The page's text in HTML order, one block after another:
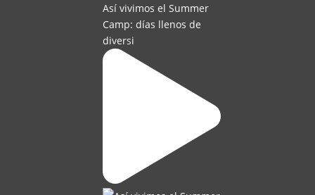
Así vivimos el Summer
Camp: días llenos de
diversi